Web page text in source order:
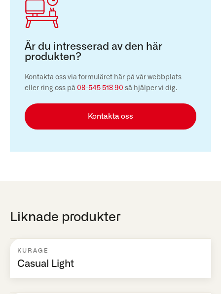
Är du intresserad av den här
produkten?
Kontakta oss via formuläret här på vår webbplats
eller ring oss på 08-545 518 90 så hjälper vi dig.
Kontakta oss
Liknade produkter
KURAGE
Casual Light